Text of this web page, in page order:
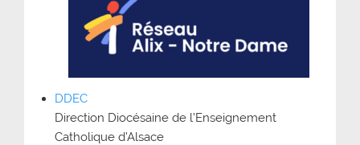
DDEC
Direction Diocésaine de l’Enseignement
Catholique d’Alsace